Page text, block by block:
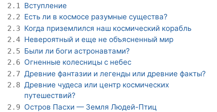
2.1 Вступление
2.2 Есть ли в космосе разумные существа?
2.3 Когда приземлился наш космический корабль
2.4 Невероятный и еще не объясненный мир
2.5 Были ли боги астронавтами?
2.6 Огненные колесницы с небес
2.7 Древние фантазии и легенды или древние факты?
2.8 Древние чудеса или центр космических
путешествий?
2.9 Остров Пасхи — Земля Людей-Птиц